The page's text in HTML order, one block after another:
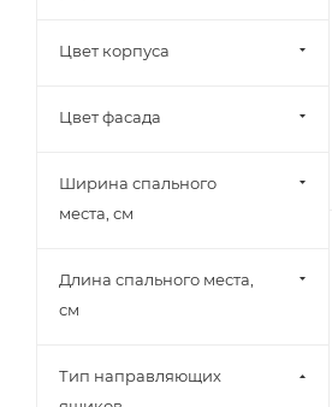
Миф (19)
Mobi (3)
Цвет корпуса
Цвет фасада
Ширина спального
места, см
Длина спального места,
см
Тип направляющих